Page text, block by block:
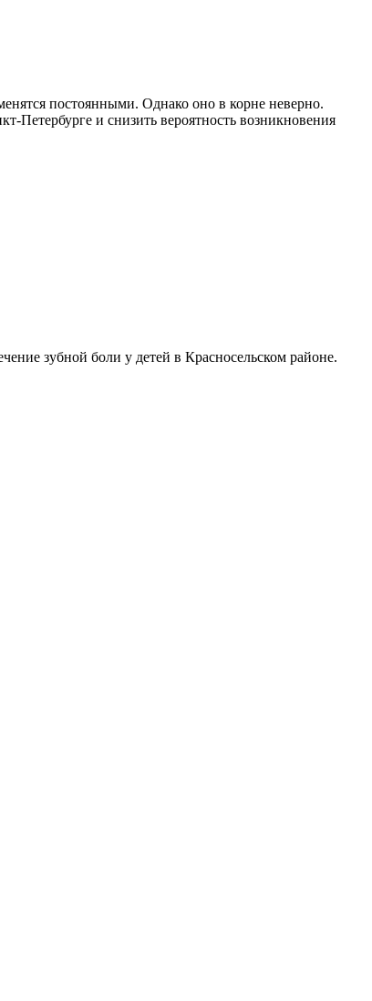
постоянными. Однако оно в корне неверно.
Петербурге и снизить вероятность возникновения
зубной боли у детей в Красносельском районе.